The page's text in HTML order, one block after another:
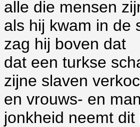
alle die mensen
als hij kwam in de
zag hij boven dat
dat een turkse
zijne slaven
en vrouws- en
jonkheid neemt dit